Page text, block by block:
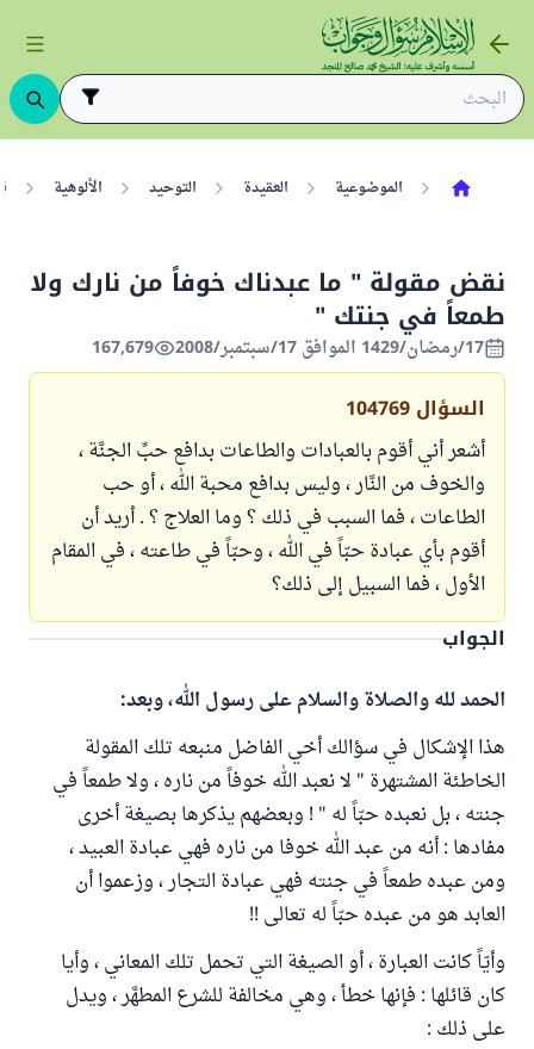
الموضوعية العقيدة التوحيد الألوهية
نقض مقولة " ما عبدناك خوفاً من نارك ولا
طمعاً في جنتك "
17/رمضان/1429 الموافق 17/سبتمبر/2008 167,679
السؤال 104769
أشعر أني أقوم بالعبادات والطاعات بدافع حبِّ الجنَّة ،
والخوف من النَّار ، وليس بدافع محبة الله ، أو حب
الطاعات ، فما السبب في ذلك ؟ وما العلاج ؟ . أريد أن
أقوم بأي عبادة حبّاً في الله ، وحبّاً في طاعته ، في المقام
الأول ، فما السبيل إلى ذلك؟
الجواب
الحمد لله والصلاة والسلام على رسول الله، وبعد:
هذا الإشكال في سؤالك أخي الفاضل منبعه تلك المقولة
الخاطئة المشتهرة " لا نعبد الله خوفاً من ناره ، ولا طمعاً في
جنته ، بل نعبده حبّاً له " ! وبعضهم يذكرها بصيغة أخرى
مفادها : أنه من عبد الله خوفا من ناره فهي عبادة العبيد ،
ومن عبده طمعاً في جنته فهي عبادة التجار ، وزعموا أن
العابد هو من عبده حبّاً له تعالى !!
وأيّاً كانت العبارة ، أو الصيغة التي تحمل تلك المعاني ، وأيا
كان قائلها : فإنها خطأ ، وهي مخالفة للشرع المطهَّر ، ويدل
على ذلك :